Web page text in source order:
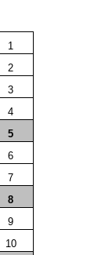
1
2
3
4
5
6
7
8
9
10